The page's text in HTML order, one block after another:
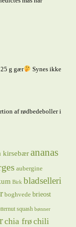
25 g gær
Synes ikke
af rødbedeboller i
kirsebærananas
aubergine
Birk bladselleri
boghvede brieost
squash bønner
chia frøchili